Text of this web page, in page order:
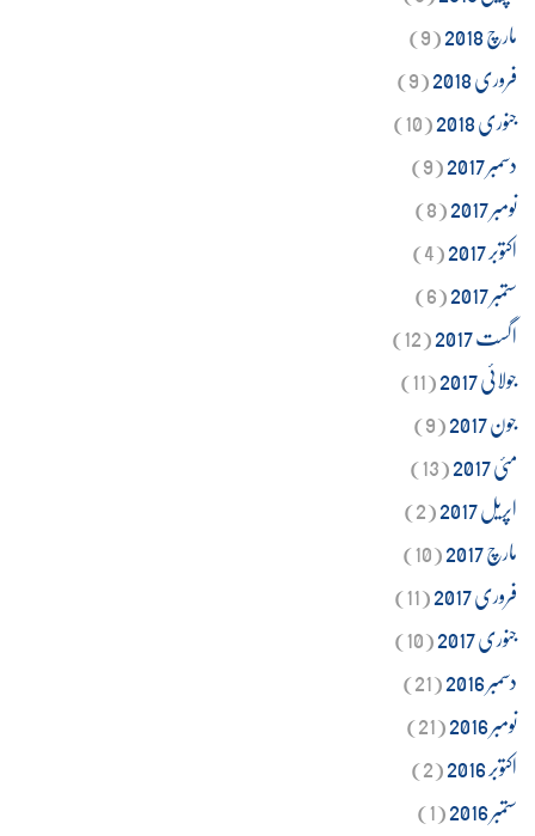
مارچ 2018
(9)
فروری 2018
(9)
جنوری 2018
(10)
دسمبر 2017
(9)
نومبر 2017
(8)
اکتوبر 2017
(4)
ستمبر 2017
(6)
اگست 2017
(12)
جولائی 2017
(11)
جون 2017
(9)
مئی 2017
(13)
اپریل 2017
(2)
مارچ 2017
(10)
فروری 2017
(11)
جنوری 2017
(10)
دسمبر 2016
(21)
نومبر 2016
(21)
اکتوبر 2016
(2)
ستمبر 2016
(1)